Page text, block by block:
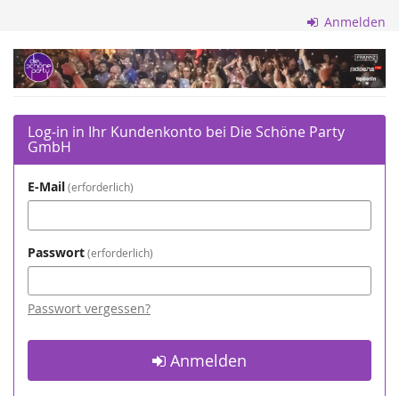
Inhalt
springen
Anmelden
Die
Schöne
Party
GmbH
Log-in in Ihr Kundenkonto bei Die Schöne Party
GmbH
E-Mail erforderlich
Passwort erforderlich
Passwort vergessen?
Anmelden